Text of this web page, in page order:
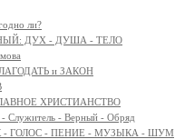
ли?
ДУХ - ДУША - ТЕЛО
и ЗАКОН
ХРИСТИАНСТВО
Служитель - Верный - Обряд
- ГОЛОС - ПЕНИЕ - МУЗЫКА - ШУМ